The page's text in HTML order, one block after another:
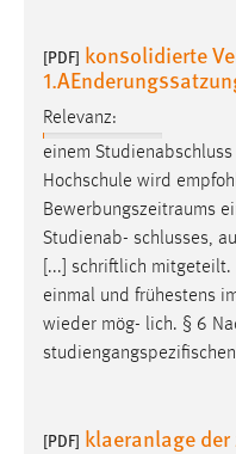
[PDF] konsolidierte
Relevanz:
einem
Hochschule wird
Bewerbungszeitraums
Studienab- schlusses,
[...] schriftlich
einmal und frühestens
wieder mög- lich. § 6
[PDF] klaeranlage